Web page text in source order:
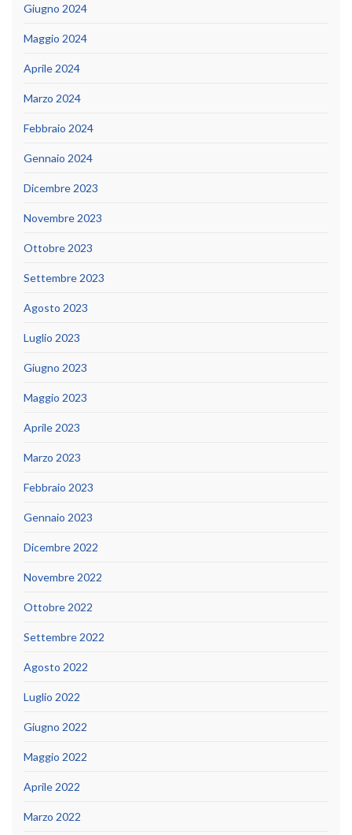
Giugno 2024
Maggio 2024
Aprile 2024
Marzo 2024
Febbraio 2024
Gennaio 2024
Dicembre 2023
Novembre 2023
Ottobre 2023
Settembre 2023
Agosto 2023
Luglio 2023
Giugno 2023
Maggio 2023
Aprile 2023
Marzo 2023
Febbraio 2023
Gennaio 2023
Dicembre 2022
Novembre 2022
Ottobre 2022
Settembre 2022
Agosto 2022
Luglio 2022
Giugno 2022
Maggio 2022
Aprile 2022
Marzo 2022